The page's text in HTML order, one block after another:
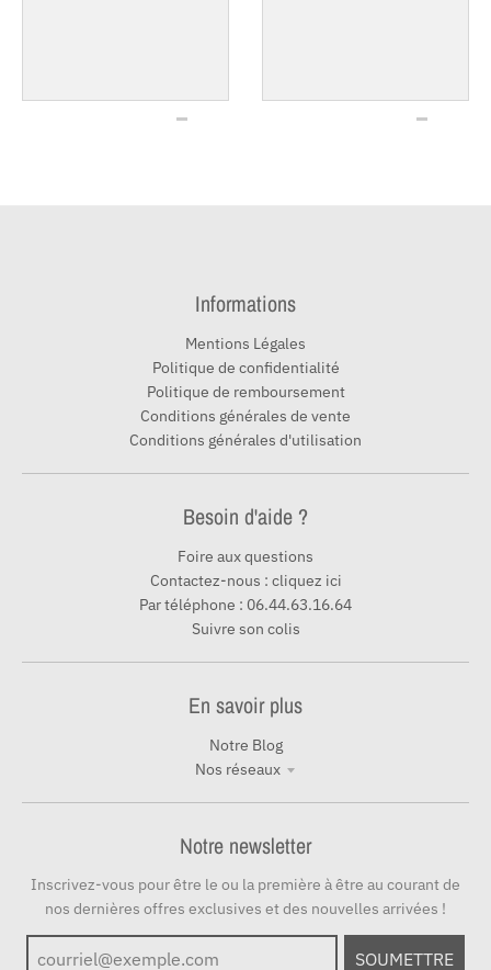
Informations
Mentions Légales
Politique de confidentialité
Politique de remboursement
Conditions générales de vente
Conditions générales d'utilisation
Besoin d'aide ?
Foire aux questions
Contactez-nous : cliquez ici
Par téléphone : 06.44.63.16.64
Suivre son colis
En savoir plus
Notre Blog
Nos réseaux
Notre newsletter
Inscrivez-vous pour être le ou la première à être au courant de
nos dernières offres exclusives et des nouvelles arrivées !
SOUMETTRE